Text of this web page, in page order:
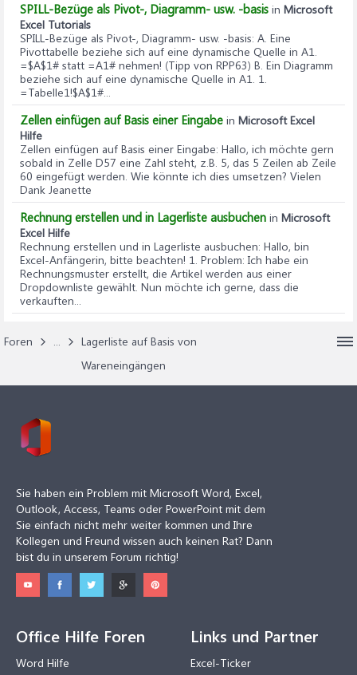
SPILL-Bezüge als Pivot-, Diagramm- usw. -basis in Microsoft
Excel Tutorials
SPILL-Bezüge als Pivot-, Diagramm- usw. -basis: A. Eine
Pivottabelle beziehe sich auf eine dynamische Quelle in A1.
=$A$1# statt =A1# nehmen! (Tipp von RPP63) B. Ein Diagramm
beziehe sich auf eine dynamische Quelle in A1. 1.
=Tabelle1!$A$1#...
Zellen einfügen auf Basis einer Eingabe in Microsoft Excel
Hilfe
Zellen einfügen auf Basis einer Eingabe: Hallo, ich möchte gern
sobald in Zelle D57 eine Zahl steht, z.B. 5, das 5 Zeilen ab Zeile
60 eingefügt werden. Wie könnte ich dies umsetzen? Vielen
Dank Jeanette
Rechnung erstellen und in Lagerliste ausbuchen in Microsoft
Excel Hilfe
Rechnung erstellen und in Lagerliste ausbuchen: Hallo, bin
Excel-Anfängerin, bitte beachten! 1. Problem: Ich habe ein
Rechnungsmuster erstellt, die Artikel werden aus einer
Dropdownliste gewählt. Nun möchte ich gerne, dass die
verkauften...
Foren ...
Lagerliste auf Basis von
Wareneingängen
Sie haben ein Problem mit Microsoft Word, Excel,
Outlook, Access, Teams oder PowerPoint mit dem
Sie einfach nicht mehr weiter kommen und Ihre
Kollegen und Freund wissen auch keinen Rat? Dann
bist du in unserem Forum richtig!
Office Hilfe Foren
Word Hilfe
Links und Partner
Excel-Ticker